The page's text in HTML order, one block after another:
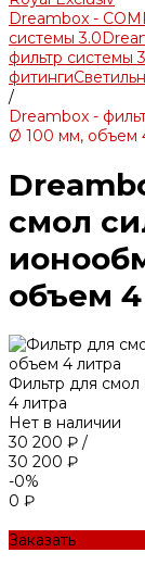
Dreambox -
системы 3.0
фильтр системы
фитинги
/
Dreambox -
Ø 100 мм, объем
смол
объем
Фильтр для
4 литра
Нет в наличии
30 200 ₽ /
30 200 ₽
-0%
0 ₽
Заказать